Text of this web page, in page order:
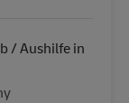
/ Aushilfe in